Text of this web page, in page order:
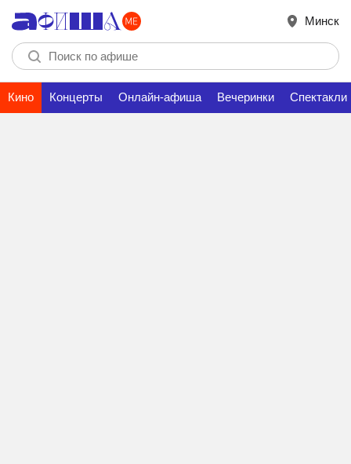
Минск
Кино Концерты Онлайн-афиша Вечеринки Спектакли